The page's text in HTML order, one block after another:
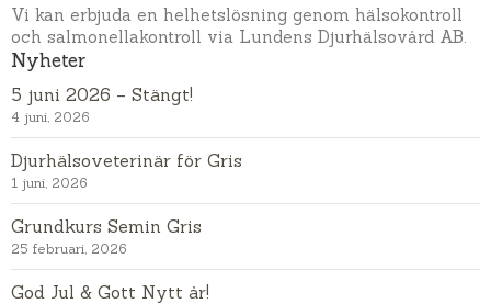
Vi kan erbjuda en helhetslösning genom hälsokontroll
och salmonellakontroll via Lundens Djurhälsovård AB.
Nyheter
5 juni 2026 – Stängt!
4 juni, 2026
Djurhälsoveterinär för Gris
1 juni, 2026
Grundkurs Semin Gris
25 februari, 2026
God Jul & Gott Nytt år!